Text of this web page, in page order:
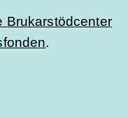
Brukarstödcenter
.